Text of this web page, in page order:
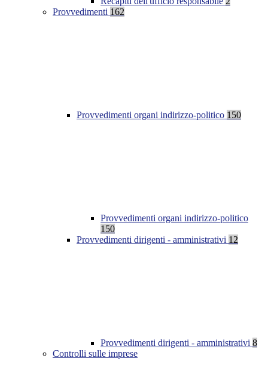
Provvedimenti 162
Provvedimenti organi indirizzo-politico 150
Provvedimenti organi indirizzo-politico
150
Provvedimenti dirigenti - amministrativi 12
Provvedimenti dirigenti - amministrativi 8
Controlli sulle imprese